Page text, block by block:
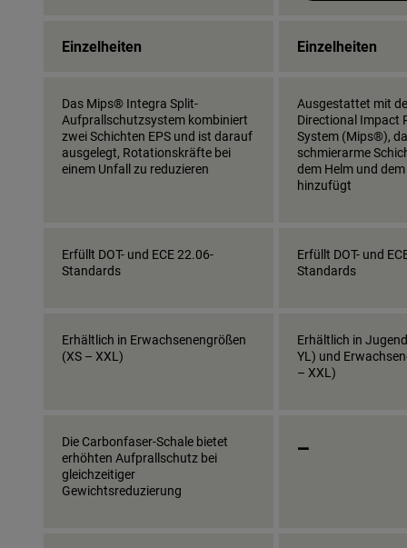
Einzelheiten Einzelheiten
Das Mips® Integra Split-
Aufprallschutzsystem kombiniert
zwei Schichten EPS und ist darauf
ausgelegt, Rotationskräfte bei
einem Unfall zu reduzieren
Ausgestattet mit
Directional Impact
System (Mips®),
schmierarme
dem Helm und
hinzufügt
Erfüllt DOT- und ECE 22.06-
Standards
Erfüllt DOT- und
Standards
Erhältlich in Erwachsenengrößen
(XS – XXL)
Erhältlich in
YL) und
– XXL)
Die Carbonfaser-Schale bietet
erhöhten Aufprallschutz bei
gleichzeitiger
Gewichtsreduzierung
_